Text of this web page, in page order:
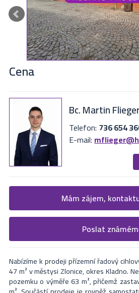
Cena
Bc. Martin Flieger
Telefon: 736 654
E-mail:
Žádost o více informací
Vyplňte následující formulář.
nejbližší Vás naši makléři kontaktují.
Mám zájem,
Formulář odešle nabídku na uvedený
Poslat
Nabízíme k prodeji přízemní řadový
47 m² v městysi Zlonice, okres Kladno.
pozemku o výměře 63 m², přičemž